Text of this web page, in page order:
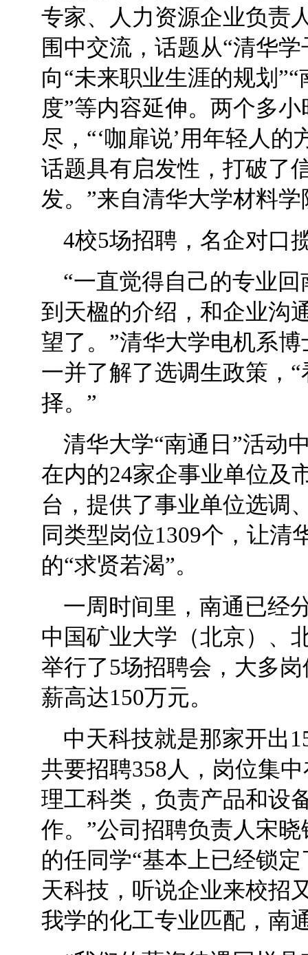
专家、人力资源企业负责
围中交流，话题从“清华
向“未来职业生涯的规划
度”等内容延伸。两个多
尽，“‘咖扉说’用年轻人
话题具有启发性，打破了
发。”来自清华大学材料
4校5场招聘，名企对口
“一直觉得自己的专业
到天楹的介绍，和企业沟
望了。”清华大学电机系
一并了解了选调生政策，
择。”
清华大学“南通日”活动
在内的24家企事业单位及
台，提供了事业单位选调
同类型岗位1309个，让清
的“求贤若渴”。
一周时间里，南通已经
中国矿业大学（北京）、
举行了5场招聘会，大多
薪高达150万元。
中天科技就是那家开出
共要招聘358人，岗位集
理工科类，负责产品和设
作。”公司招聘负责人宋
的任同学“基本上已经锁
天科技，听说企业来校招
我学的化工专业匹配，南